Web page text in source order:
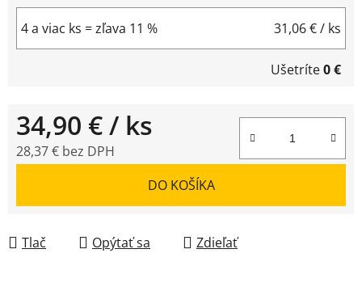
4 a viac ks = zľava 11 % 31,06 €/ ks
Ušetríte0 €
34,90 €/ ks
28,37 € bez DPH
DO KOŠÍKA
Tlač Opýtať sa Zdieľať